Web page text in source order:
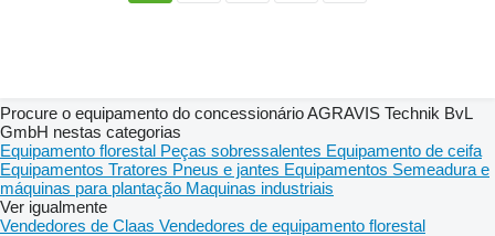
Procure o equipamento do concessionário AGRAVIS Technik BvL
GmbH nestas categorias
Equipamento florestal Peças sobressalentes Equipamento de ceifa
Equipamentos Tratores Pneus e jantes Equipamentos Semeadura e
máquinas para plantação Maquinas industriais
Ver igualmente
Vendedores de Claas Vendedores de equipamento florestal